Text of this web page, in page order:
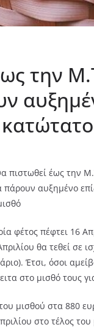
την
πιστωθεί έως την
πάρουν αυξημένο
φέτος πέφτει 16
θα τεθεί σε
Έτσι, όσοι
στο μισθό τους
μισθού στα 880
στο τέλος